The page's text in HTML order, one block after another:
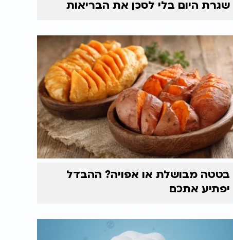
שגרת היום בלי לסכן את הבריאות
בטטה מבושלת או אפויה? ההבדל
יפתיע אתכם